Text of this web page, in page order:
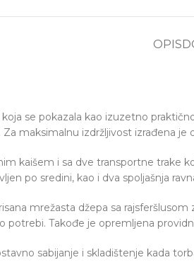
OPIS
se pokazala kao izuzetno
maksimalnu izdržljivost izrađena je
kaišem i sa dve transportne trake
po sredini, kao i dva spoljašnja
mrežasta džepa sa
potrebi. Takođe je opremljena
sabijanje i skladištenje kada